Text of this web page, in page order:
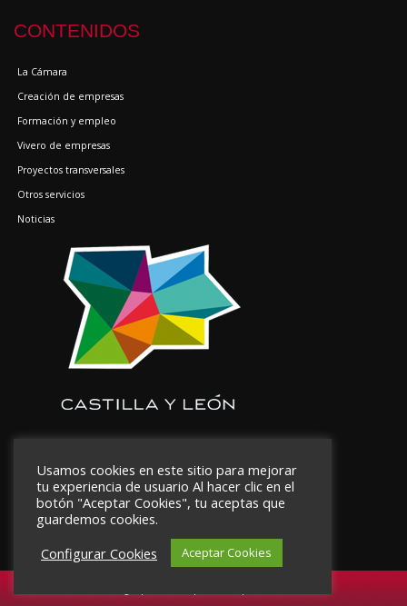
CONTENIDOS
La Cámara
Creación de empresas
Formación y empleo
Vivero de empresas
Proyectos transversales
Otros servicios
Noticias
Usamos cookies en este sitio para mejorar
tu experiencia de usuario Al hacer clic en el
botón "Aceptar Cookies", tu aceptas que
guardemos cookies.
Configurar Cookies
Aceptar Cookies